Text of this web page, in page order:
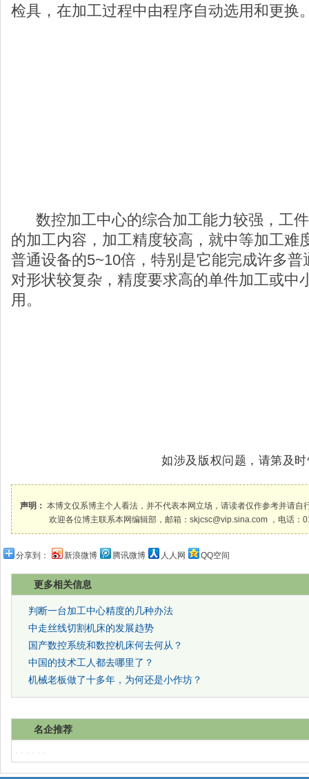
检具，在加工过程中由程序自动选用和更换
数控加工中心的综合加工能力较强，工
的加工内容，加工精度较高，就中等加工难
普通设备的5~10倍，特别是它能完成许多
对形状较复杂，精度要求高的单件加工或中
用。
如涉及版权问题，请第及
声明： 本博文仅系博主个人看法，并不代表本网立场，请读者仅作参考并请自
欢迎各位博主联系本网编辑部，邮箱：skjcsc@vip.sina.com ，电话：
分享到： 新浪微博 腾讯微博 人人网 QQ空间
更多相关信息
判断一台加工中心精度的几种办法
中走丝线切割机床的发展趋势
国产数控系统和数控机床何去何从？
中国的技术工人都去哪里了？
机械老板做了十多年，为何还是小作坊？
名企推荐